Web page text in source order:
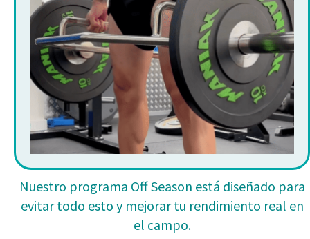
Nuestro programa Off Season está diseñado para
evitar todo esto y mejorar tu rendimiento real en
el campo.